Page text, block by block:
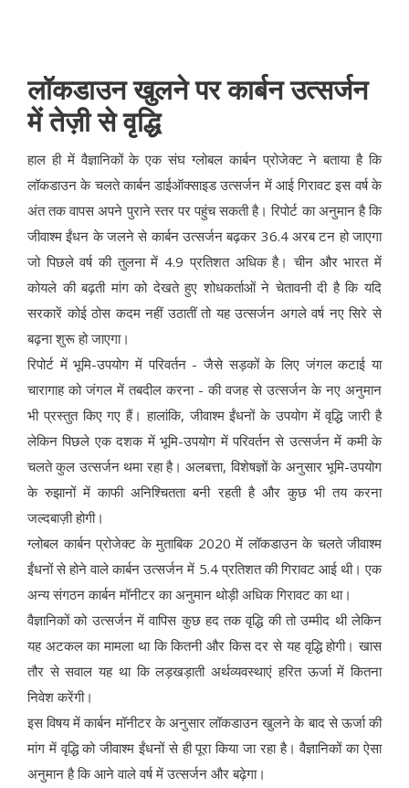
लॉकडाउन खुलने पर कार्बन उत्सर्जन
में तेज़ी से वृद्धि
हाल ही में वैज्ञानिकों के एक संघ ग्लोबल कार्बन प्रोजेक्ट ने बताया है कि
लॉकडाउन के चलते कार्बन डाईऑक्साइड उत्सर्जन में आई गिरावट इस वर्ष के
अंत तक वापस अपने पुराने स्तर पर पहुंच सकती है। रिपोर्ट का अनुमान है कि
जीवाश्म ईंधन के जलने से कार्बन उत्सर्जन बढ़कर 36.4 अरब टन हो जाएगा
जो पिछले वर्ष की तुलना में 4.9 प्रतिशत अधिक है। चीन और भारत में
कोयले की बढ़ती मांग को देखते हुए शोधकर्ताओं ने चेतावनी दी है कि यदि
सरकारें कोई ठोस कदम नहीं उठातीं तो यह उत्सर्जन अगले वर्ष नए सिरे से
बढ़ना शुरू हो जाएगा।
रिपोर्ट में भूमि-उपयोग में परिवर्तन - जैसे सड़कों के लिए जंगल कटाई या
चारागाह को जंगल में तबदील करना - की वजह से उत्सर्जन के नए अनुमान
भी प्रस्तुत किए गए हैं। हालांकि, जीवाश्म ईंधनों के उपयोग में वृद्धि जारी है
लेकिन पिछले एक दशक में भूमि-उपयोग में परिवर्तन से उत्सर्जन में कमी के
चलते कुल उत्सर्जन थमा रहा है। अलबत्ता, विशेषज्ञों के अनुसार भूमि-उपयोग
के रुझानों में काफी अनिश्चितता बनी रहती है और कुछ भी तय करना
जल्दबाज़ी होगी।
ग्लोबल कार्बन प्रोजेक्ट के मुताबिक 2020 में लॉकडाउन के चलते जीवाश्म
ईंधनों से होने वाले कार्बन उत्सर्जन में 5.4 प्रतिशत की गिरावट आई थी। एक
अन्य संगठन कार्बन मॉनीटर का अनुमान थोड़ी अधिक गिरावट का था।
वैज्ञानिकों को उत्सर्जन में वापिस कुछ हद तक वृद्धि की तो उम्मीद थी लेकिन
यह अटकल का मामला था कि कितनी और किस दर से यह वृद्धि होगी। खास
तौर से सवाल यह था कि लड़खड़ाती अर्थव्यवस्थाएं हरित ऊर्जा में कितना
निवेश करेंगी।
इस विषय में कार्बन मॉनीटर के अनुसार लॉकडाउन खुलने के बाद से ऊर्जा की
मांग में वृद्धि को जीवाश्म ईंधनों से ही पूरा किया जा रहा है। वैज्ञानिकों का ऐसा
अनुमान है कि आने वाले वर्ष में उत्सर्जन और बढ़ेगा।